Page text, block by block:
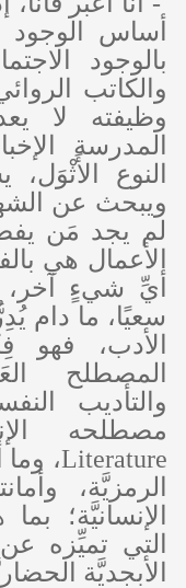
أساس الوجود
بالوجود
والكاتب
وظيفته لا
المدرسة
النوع
ويبحث عن
لم يجد مَن
الأعمال هي
أيِّ شيءٍ
سعيًا، ما دام
الأدب، فهو
المصطلح
والتأديب
مصطلحه
Literature،
الرمزيَّة،
الإنسانيَّة؛
الأبجديَّة